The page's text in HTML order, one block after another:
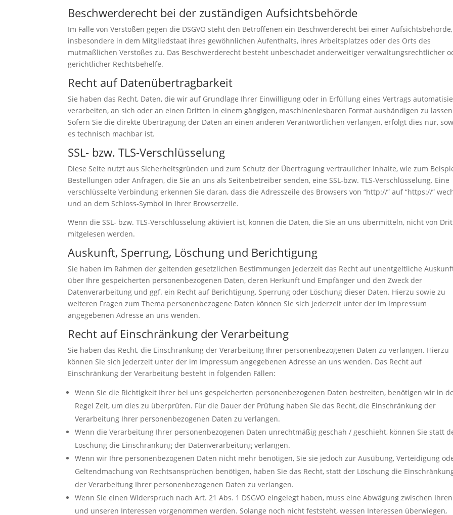
Beschwerderecht bei der zuständigen Aufsichtsbehörde
Im Falle von Verstößen gegen die DSGVO steht den Betroffenen ein Beschwerderecht bei einer Aufsichtsbehörde,
insbesondere in dem Mitgliedstaat ihres gewöhnlichen Aufenthalts, ihres Arbeitsplatzes oder des Orts des
mutmaßlichen Verstoßes zu. Das Beschwerderecht besteht unbeschadet anderweitiger verwaltungsrechtlicher
gerichtlicher Rechtsbehelfe.
Recht auf Datenübertragbarkeit
Sie haben das Recht, Daten, die wir auf Grundlage Ihrer Einwilligung oder in Erfüllung eines Vertrags
verarbeiten, an sich oder an einen Dritten in einem gängigen, maschinenlesbaren Format aushändigen zu
Sofern Sie die direkte Übertragung der Daten an einen anderen Verantwortlichen verlangen, erfolgt dies nur,
es technisch machbar ist.
SSL- bzw. TLS-Verschlüsselung
Diese Seite nutzt aus Sicherheitsgründen und zum Schutz der Übertragung vertraulicher Inhalte, wie zum
Bestellungen oder Anfragen, die Sie an uns als Seitenbetreiber senden, eine SSL-bzw. TLS-Verschlüsselung. Eine
verschlüsselte Verbindung erkennen Sie daran, dass die Adresszeile des Browsers von “http://” auf “https://”
und an dem Schloss-Symbol in Ihrer Browserzeile.
Wenn die SSL- bzw. TLS-Verschlüsselung aktiviert ist, können die Daten, die Sie an uns übermitteln, nicht von
mitgelesen werden.
Auskunft, Sperrung, Löschung und Berichtigung
Sie haben im Rahmen der geltenden gesetzlichen Bestimmungen jederzeit das Recht auf unentgeltliche
über Ihre gespeicherten personenbezogenen Daten, deren Herkunft und Empfänger und den Zweck der
Datenverarbeitung und ggf. ein Recht auf Berichtigung, Sperrung oder Löschung dieser Daten. Hierzu sowie zu
weiteren Fragen zum Thema personenbezogene Daten können Sie sich jederzeit unter der im Impressum
angegebenen Adresse an uns wenden.
Recht auf Einschränkung der Verarbeitung
Sie haben das Recht, die Einschränkung der Verarbeitung Ihrer personenbezogenen Daten zu verlangen. Hierzu
können Sie sich jederzeit unter der im Impressum angegebenen Adresse an uns wenden. Das Recht auf
Einschränkung der Verarbeitung besteht in folgenden Fällen:
Wenn Sie die Richtigkeit Ihrer bei uns gespeicherten personenbezogenen Daten bestreiten, benötigen wir in
Regel Zeit, um dies zu überprüfen. Für die Dauer der Prüfung haben Sie das Recht, die Einschränkung der
Verarbeitung Ihrer personenbezogenen Daten zu verlangen.
Wenn die Verarbeitung Ihrer personenbezogenen Daten unrechtmäßig geschah / geschieht, können Sie statt
Löschung die Einschränkung der Datenverarbeitung verlangen.
Wenn wir Ihre personenbezogenen Daten nicht mehr benötigen, Sie sie jedoch zur Ausübung, Verteidigung
Geltendmachung von Rechtsansprüchen benötigen, haben Sie das Recht, statt der Löschung die
der Verarbeitung Ihrer personenbezogenen Daten zu verlangen.
Wenn Sie einen Widerspruch nach Art. 21 Abs. 1 DSGVO eingelegt haben, muss eine Abwägung zwischen Ihren
und unseren Interessen vorgenommen werden. Solange noch nicht feststeht, wessen Interessen überwiegen,